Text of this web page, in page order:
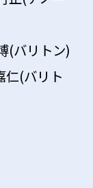
リトン)
(バリト